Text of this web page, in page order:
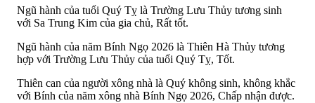
Ngũ hành của tuổi Quý Tỵ là Trường Lưu Thủy tương sinh
với Sa Trung Kim của gia chủ, Rất tốt.
Ngũ hành của năm Bính Ngọ 2026 là Thiên Hà Thủy tương
hợp với Trường Lưu Thủy của tuổi Quý Tỵ, Tốt.
Thiên can của người xông nhà là Quý không sinh, không khắc
với Bính của năm xông nhà Bính Ngọ 2026, Chấp nhận được.